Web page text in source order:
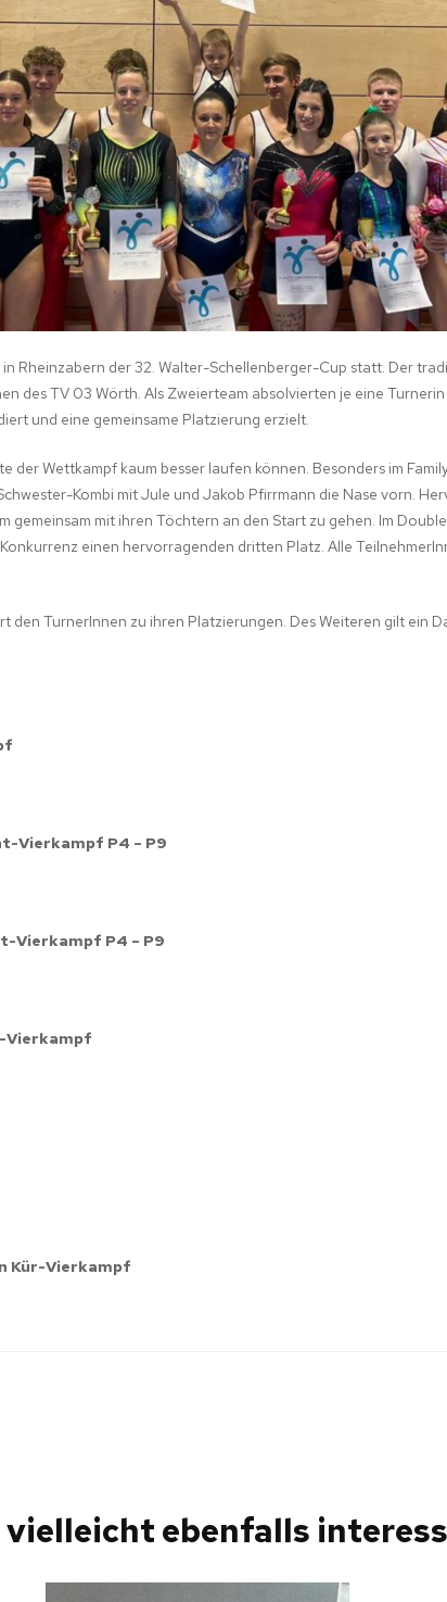
Rheinzabern der 32. Walter-Schellenberger-Cup statt. Der
des TV 03 Wörth. Als Zweierteam absolvierten je eine
und eine gemeinsame Platzierung erzielt.
Wettkampf kaum besser laufen können. Besonders im
Kombi mit Jule und Jakob Pfirrmann die Nase vorn.
gemeinsam mit ihren Töchtern an den Start zu gehen. Im
einen hervorragenden dritten Platz. Alle
TurnerInnen zu ihren Platzierungen. Des Weiteren gilt ein
Vierkampf P4 – P9
Vierkampf P4 – P9
Vierkampf
Kür-Vierkampf
vielleicht ebenfalls